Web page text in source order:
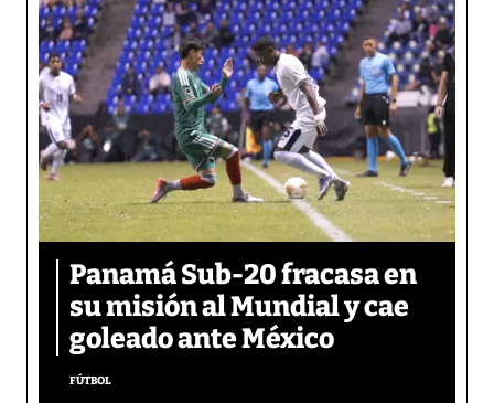
Panamá Sub-20 fracasa en
su misión al Mundial y cae
goleado ante México
FÚTBOL